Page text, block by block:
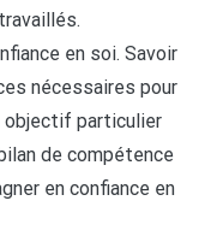
en soi. Savoir
nécessaires pour
objectif particulier
de compétence
en confiance en